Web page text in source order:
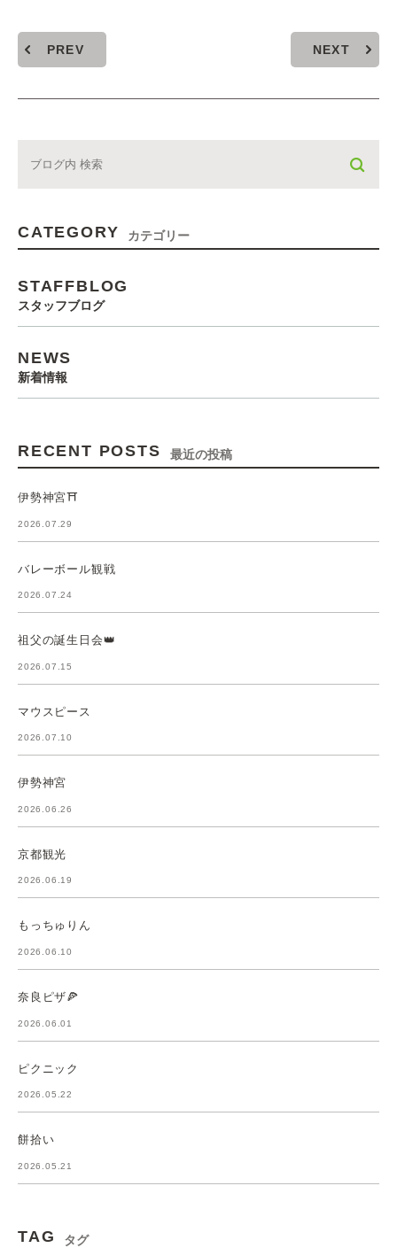
PREV NEXT
CATEGORY カテゴリー
STAFFBLOG
スタッフブログ
NEWS
新着情報
RECENT POSTS 最近の投稿
伊勢神宮⛩️
2026.07.29
バレーボール観戦
2026.07.24
祖父の誕生日会👑
2026.07.15
マウスピース
2026.07.10
伊勢神宮
2026.06.26
京都観光
2026.06.19
もっちゅりん
2026.06.10
奈良ピザ🍕
2026.06.01
ピクニック
2026.05.22
餅拾い
2026.05.21
TAG タグ